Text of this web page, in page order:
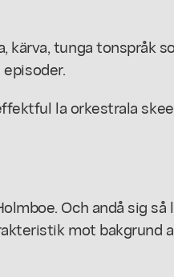
kärva, tunga tonspråk
la orkestrala
Och andå sig
mot bakgrund